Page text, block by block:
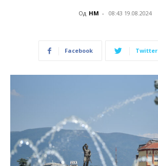
Од НМ - 08:43 19.08.2024
Facebook Twitter